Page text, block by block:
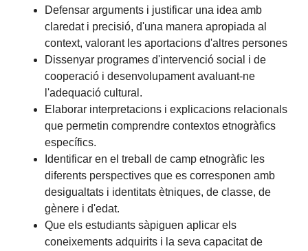
Defensar arguments i justificar una idea amb
claredat i precisió, d'una manera apropiada al
context, valorant les aportacions d'altres persones
Dissenyar programes d'intervenció social i de
cooperació i desenvolupament avaluant-ne
l'adequació cultural.
Elaborar interpretacions i explicacions relacionals
que permetin comprendre contextos etnogràfics
específics.
Identificar en el treball de camp etnogràfic les
diferents perspectives que es corresponen amb
desigualtats i identitats ètniques, de classe, de
gènere i d'edat.
Que els estudiants sàpiguen aplicar els
coneixements adquirits i la seva capacitat de